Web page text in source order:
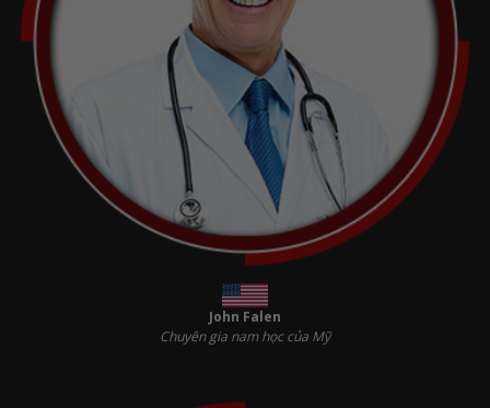
John Falen
Chuyên gia nam học của Mỹ